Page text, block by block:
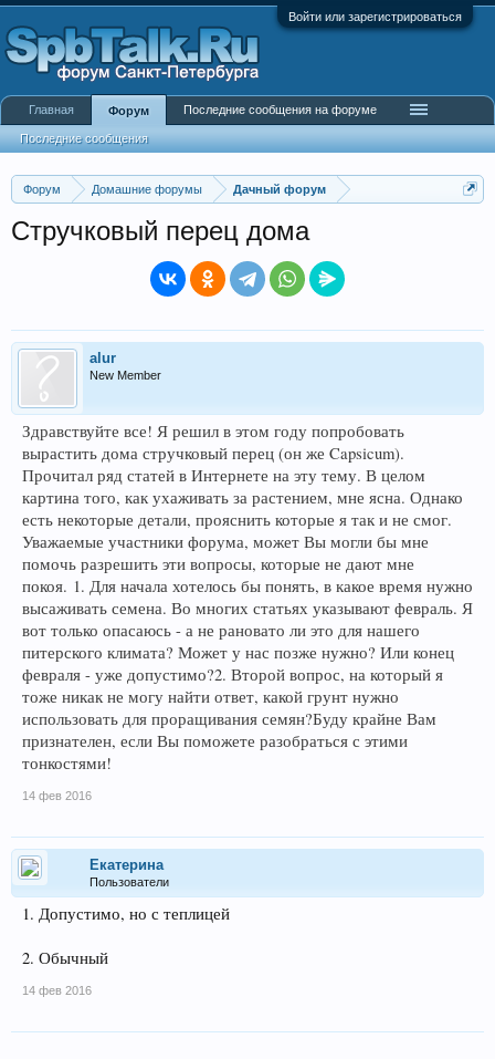
Войти или зарегистрироваться
Форум Домашние форумы Дачный форум
Стручковый перец дома
alur
New Member
Здравствуйте все! Я решил в этом году попробовать
вырастить дома стручковый перец (он же Capsicum).
Прочитал ряд статей в Интернете на эту тему. В целом
картина того, как ухаживать за растением, мне ясна. Однако
есть некоторые детали, прояснить которые я так и не смог.
Уважаемые участники форума, может Вы могли бы мне
помочь разрешить эти вопросы, которые не дают мне
покоя. 1. Для начала хотелось бы понять, в какое время нужно
высаживать семена. Во многих статьях указывают февраль. Я
вот только опасаюсь - а не рановато ли это для нашего
питерского климата? Может у нас позже нужно? Или конец
февраля - уже допустимо?2. Второй вопрос, на который я
тоже никак не могу найти ответ, какой грунт нужно
использовать для проращивания семян?Буду крайне Вам
признателен, если Вы поможете разобраться с этими
тонкостями!
14 фев 2016
Екатерина
Пользователи
1. Допустимо, но с теплицей
2. Обычный
14 фев 2016
Главная Форум
Последние сообщения
Последние сообщения на форуме